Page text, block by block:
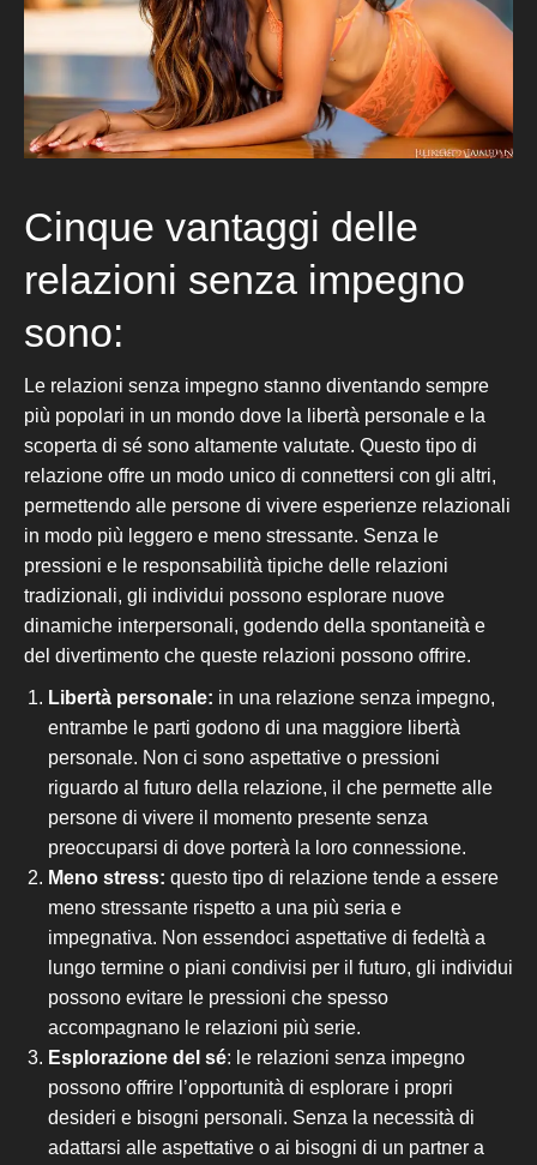
Cinque vantaggi delle
relazioni senza impegno
sono:
Le relazioni senza impegno stanno diventando sempre
più popolari in un mondo dove la libertà personale e la
scoperta di sé sono altamente valutate. Questo tipo di
relazione offre un modo unico di connettersi con gli altri,
permettendo alle persone di vivere esperienze relazionali
in modo più leggero e meno stressante. Senza le
pressioni e le responsabilità tipiche delle relazioni
tradizionali, gli individui possono esplorare nuove
dinamiche interpersonali, godendo della spontaneità e
del divertimento che queste relazioni possono offrire.
Libertà personale: in una relazione senza impegno,
entrambe le parti godono di una maggiore libertà
personale. Non ci sono aspettative o pressioni
riguardo al futuro della relazione, il che permette alle
persone di vivere il momento presente senza
preoccuparsi di dove porterà la loro connessione.
Meno stress: questo tipo di relazione tende a essere
meno stressante rispetto a una più seria e
impegnativa. Non essendoci aspettative di fedeltà a
lungo termine o piani condivisi per il futuro, gli individui
possono evitare le pressioni che spesso
accompagnano le relazioni più serie.
Esplorazione del sé: le relazioni senza impegno
possono offrire l’opportunità di esplorare i propri
desideri e bisogni personali. Senza la necessità di
adattarsi alle aspettative o ai bisogni di un partner a